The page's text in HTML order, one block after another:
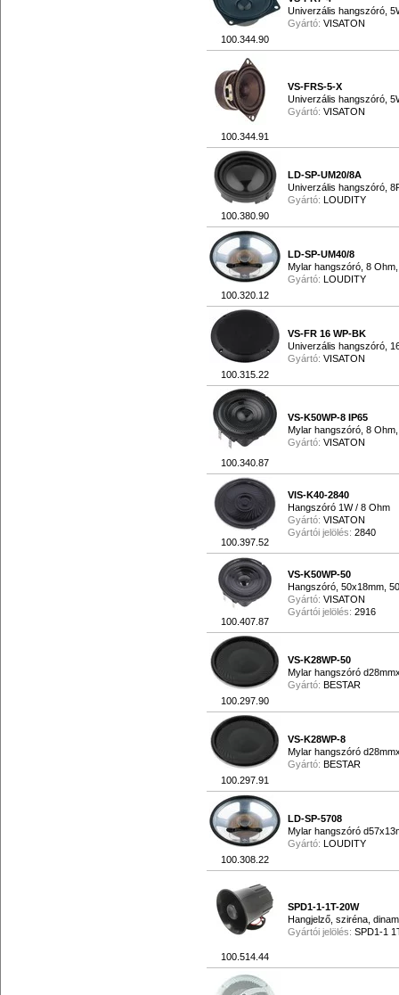
100.344.90
Univerzális hangszóró,
Gyártó: VISATON
100.344.91
VS-FRS-5-X
Univerzális hangszóró,
Gyártó: VISATON
100.380.90
LD-SP-UM20/8A
Univerzális hangszóró,
Gyártó: LOUDITY
100.320.12
LD-SP-UM40/8
Mylar hangszóró, 8
Gyártó: LOUDITY
100.315.22
VS-FR 16 WP-BK
Univerzális hangszóró,
Gyártó: VISATON
100.340.87
VS-K50WP-8 IP65
Mylar hangszóró, 8
Gyártó: VISATON
100.397.52
VIS-K40-2840
Hangszóró 1W / 8 Ohm
Gyártó: VISATON
Gyártói jelölés: 2840
100.407.87
VS-K50WP-50
Hangszóró, 50x18mm,
Gyártó: VISATON
Gyártói jelölés: 2916
100.297.90
VS-K28WP-50
Mylar hangszóró
Gyártó: BESTAR
100.297.91
VS-K28WP-8
Mylar hangszóró
Gyártó: BESTAR
100.308.22
LD-SP-5708
Mylar hangszóró
Gyártó: LOUDITY
100.514.44
SPD1-1-1T-20W
Hangjelző, sziréna,
Gyártói jelölés: SPD1-1